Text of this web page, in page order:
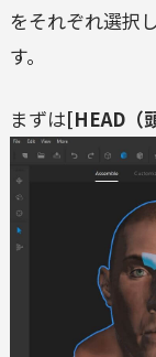
をそれぞれ選択
す。
まずは[HEAD（